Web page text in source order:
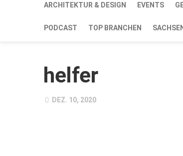
ARCHITEKTUR & DESIGN EVENTS
PODCAST TOP BRANCHEN
helfer
DEZ. 10, 2020